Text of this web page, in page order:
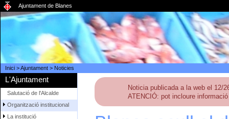
Ajuntament de Blanes
Inici>Ajuntament> Noticies
L'Ajuntament
Salutació de l'Alcalde
Organització institucional
La institució
Noticia publicada a la web el 12/
ATENCIÓ: pot incloure